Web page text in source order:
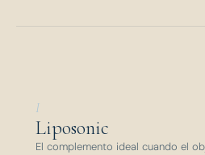
I
Liposonic
El complemento ideal cuando el